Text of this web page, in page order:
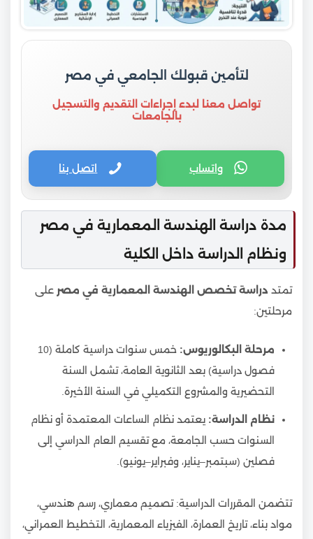
لتأمين قبولك الجامعي في مصر
تواصل معنا لبدء إجراءات التقديم والتسجيل
بالجامعات
واتساب اتصل بنا
مدة دراسة الهندسة المعمارية في مصر
ونظام الدراسة داخل الكلية
تمتد دراسة تخصص الهندسة المعمارية في مصر على
مرحلتين:
مرحلة البكالوريوس:
خمس سنوات دراسية كاملة (10
فصول دراسية) بعد الثانوية العامة، تشمل السنة
التحضيرية والمشروع التكميلي في السنة الأخيرة.
نظام الدراسة: يعتمد نظام الساعات المعتمدة أو نظام
السنوات حسب الجامعة، مع تقسيم العام الدراسي إلى
فصلين (سبتمبر–يناير، وفبراير–يونيو).
تتضمن المقررات الدراسية: تصميم معماري، رسم هندسي،
مواد بناء، تاريخ العمارة، الفيزياء المعمارية، التخطيط العمراني،